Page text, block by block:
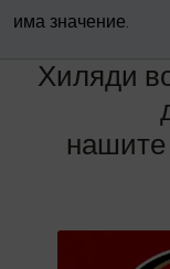
има значение.
Хиляди в
нашите